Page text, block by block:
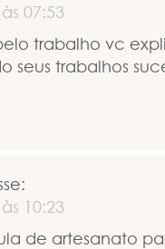
07:53
trabalho vc
seus trabalhos
10:23
de artesanato